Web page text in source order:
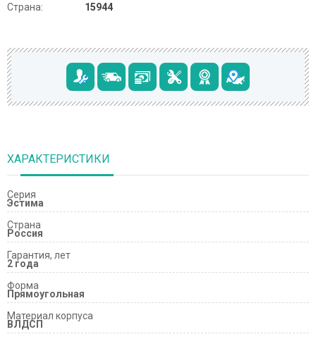
Страна:
15944
ХАРАКТЕРИСТИКИ
Серия
Эстима
Страна
Россия
Гарантия, лет
2 года
Форма
Прямоугольная
Материал корпуса
ВЛДСП